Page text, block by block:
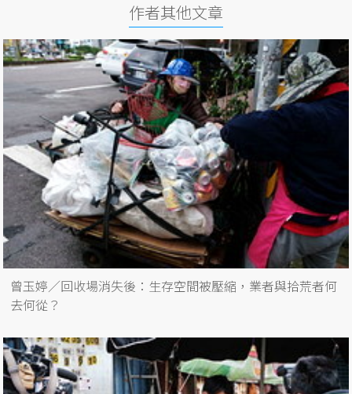
作者其他文章
曾玉婷／回收場消失後：生存空間被壓縮，業者與拾荒者何
去何從？